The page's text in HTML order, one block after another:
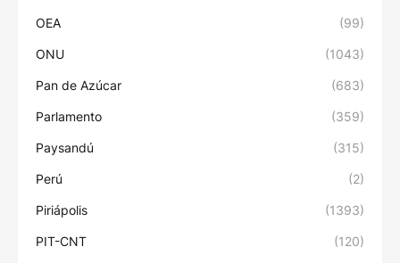
OEA (99)
ONU (1043)
Pan de Azúcar (683)
Parlamento (359)
Paysandú (315)
Perú (2)
Piriápolis (1393)
PIT-CNT (120)